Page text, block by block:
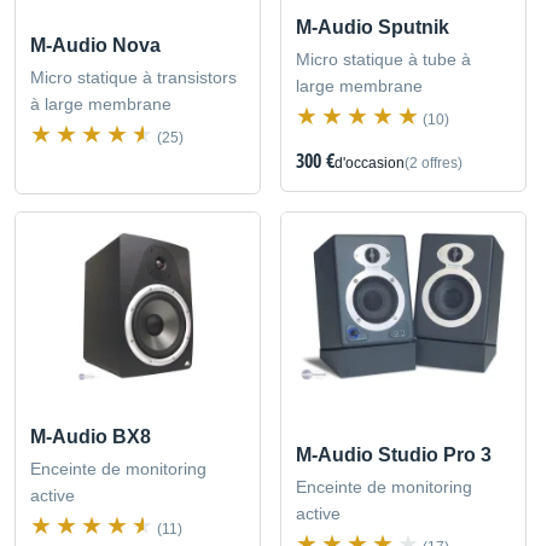
M-Audio Nova
Micro statique à transistors
à large membrane
(25)
M-Audio Sputnik
Micro statique à tube à
large membrane
(10)
300 €d'occasion(2 offres)
M-Audio BX8
Enceinte de monitoring
active
(11)
M-Audio Studio Pro 3
Enceinte de monitoring
active